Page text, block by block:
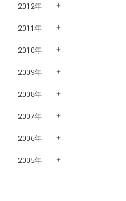
2012年
2011年
2010年
2009年
2008年
2007年
2006年
2005年